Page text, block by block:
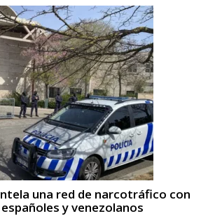
una red de narcotráfico con
y venezolanos